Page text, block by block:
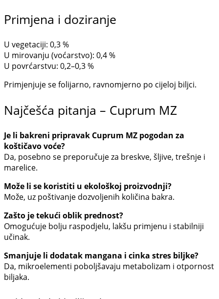
Primjena i doziranje
U vegetaciji: 0,3 %
U mirovanju (voćarstvo): 0,4 %
U povrćarstvu: 0,2–0,3 %
Primjenjuje se folijarno, ravnomjerno po cijeloj biljci.
Najčešća pitanja – Cuprum MZ
Je li bakreni pripravak Cuprum MZ pogodan za
koštičavo voće?
Da, posebno se preporučuje za breskve, šljive, trešnje i
marelice.
Može li se koristiti u ekološkoj proizvodnji?
Može, uz poštivanje dozvoljenih količina bakra.
Zašto je tekući oblik prednost?
Omogućuje bolju raspodjelu, lakšu primjenu i stabilniji
učinak.
Smanjuje li dodatak mangana i cinka stres biljke?
Da, mikroelementi poboljšavaju metabolizam i otpornost
biljaka.